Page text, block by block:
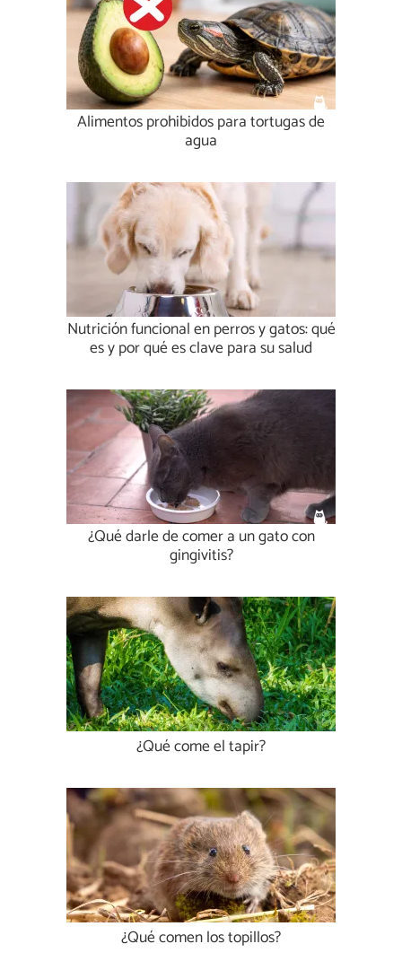
Alimentos prohibidos para tortugas de
agua
Nutrición funcional en perros y gatos: qué
es y por qué es clave para su salud
¿Qué darle de comer a un gato con
gingivitis?
¿Qué come el tapir?
¿Qué comen los topillos?